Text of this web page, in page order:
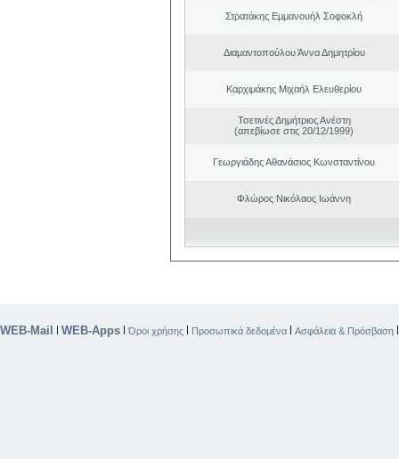
Στρατάκης Εμμανουήλ Σοφοκλή
Διαμαντοπούλου Άννα Δημητρίου
Καρχιμάκης Μιχαήλ Ελευθερίου
Τσετινές Δημήτριος Ανέστη
(απεβίωσε στις 20/12/1999)
Γεωργιάδης Αθανάσιος Κωνσταντίνου
Φλώρος Νικόλαος Ιωάννη
WEB-Mail | WEB-Apps |Όροι χρήσης | Προσωπικά δεδομένα | Ασφάλεια & Πρόσβαση